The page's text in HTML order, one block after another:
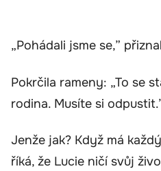
„Pohádali jsme se,”
Pokrčila rameny: „To se
rodina. Musíte si
Jenže jak? Když má
říká, že Lucie ničí svůj